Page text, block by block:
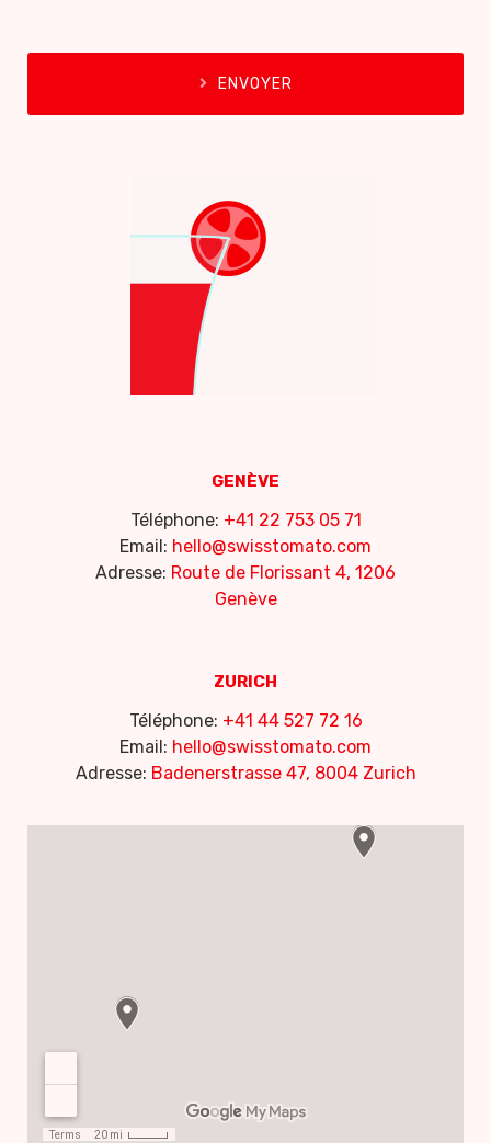
ENVOYER
GENÈVE
Téléphone: +41 22 753 05 71
Email: hello@swisstomato.com
Adresse: Route de Florissant 4, 1206
Genève
ZURICH
Téléphone: +41 44 527 72 16
Email: hello@swisstomato.com
Adresse: Badenerstrasse 47, 8004 Zurich